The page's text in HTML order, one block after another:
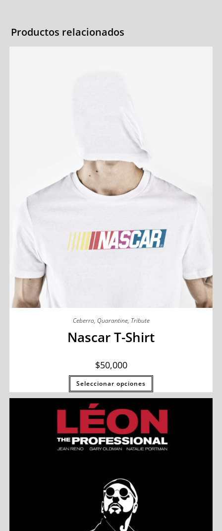
Productos relacionados
Ceberro, Quarantine, Tribute
Nascar T-Shirt
$50,000
Seleccionar opciones